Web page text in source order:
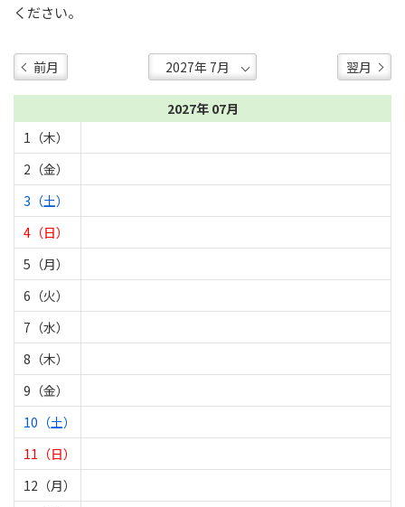
ください。
前月 翌月
2027年 07月
1（木）
2（金）
3（土）
4（日）
5（月）
6（火）
7（水）
8（木）
9（金）
10（土）
11（日）
12（月）